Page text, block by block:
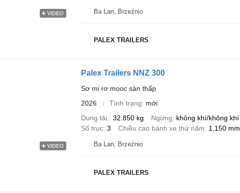
VIDEO Ba Lan, Brzeźnio
PALEX TRAILERS
VIDEO
Palex Trailers NNZ 300
Sơ mi rơ mooc sàn thấp
2026
Tình trạng
mới
Dung tải.
32.850 kg Ngừng không khí/không khí
Số trục 3 Chiều cao bánh xe thứ năm 1.150 mm
Ba Lan, Brzeźnio
PALEX TRAILERS